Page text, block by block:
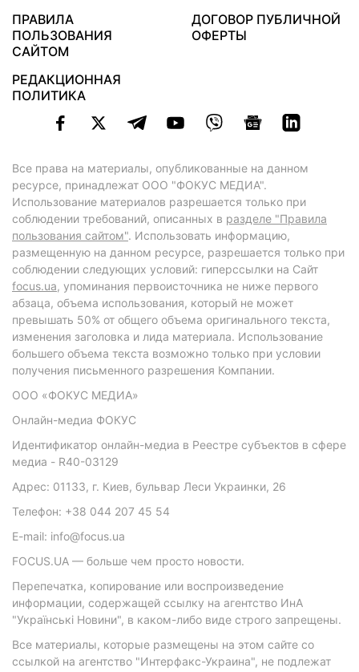
ПРАВИЛА
ПОЛЬЗОВАНИЯ
САЙТОМ
ДОГОВОР ПУБЛИЧНОЙ
ОФЕРТЫ
РЕДАКЦИОННАЯ
ПОЛИТИКА
Все права на материалы, опубликованные на данном
ресурсе, принадлежат ООО "ФОКУС МЕДИА".
Использование материалов разрешается только при
соблюдении требований, описанных в разделе "Правила
пользования сайтом". Использовать информацию,
размещенную на данном ресурсе, разрешается только при
соблюдении следующих условий: гиперссылки на Сайт
focus.ua, упоминания первоисточника не ниже первого
абзаца, объема использования, который не может
превышать 50% от общего объема оригинального текста,
изменения заголовка и лида материала. Использование
большего объема текста возможно только при условии
получения письменного разрешения Компании.
ООО «ФОКУС МЕДИА»
Онлайн-медиа ФОКУС
Идентификатор онлайн-медиа в Реестре субъектов в сфере
медиа - R40-03129
Адрес: 01133, г. Киев, бульвар Леси Украинки, 26
Телефон: +38 044 207 45 54
E-mail: info@focus.ua
FOCUS.UA — больше чем просто новости.
Перепечатка, копирование или воспроизведение
информации, содержащей ссылку на агентство ИнА
"Українські Новини", в каком-либо виде строго запрещены.
Все материалы, которые размещены на этом сайте со
ссылкой на агентство "Интерфакс-Украина", не подлежат